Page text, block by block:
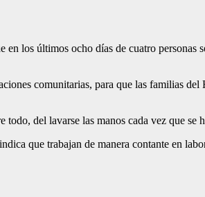
los últimos ocho días de cuatro personas
comunitarias, para que las familias
del lavarse las manos cada vez que se
que trabajan de manera contante en